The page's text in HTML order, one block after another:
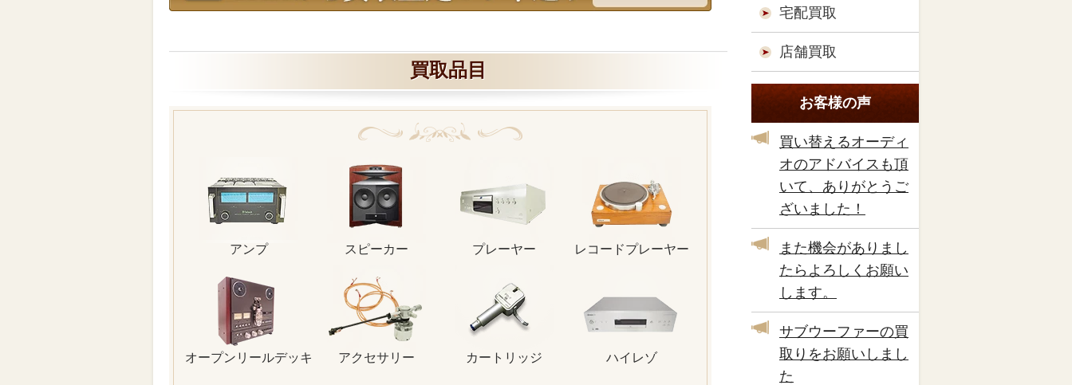
買取品目
アンプ スピーカー プレーヤー レコードプレーヤー
オープンリールデッキ アクセサリー カートリッジ ハイレゾ
宅配買取
店舗買取
お客様の声
買い替えるオーディ
オのアドバイスも頂
いて、ありがとうご
ざいました！
また機会がありまし
たらよろしくお願い
します。
サブウーファーの買
取りをお願いしまし
た